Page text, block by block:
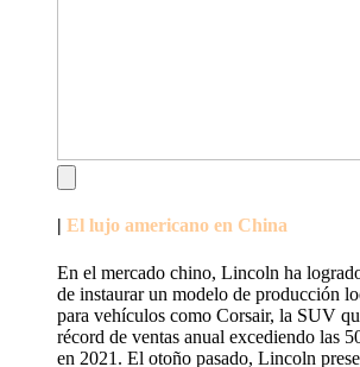
| El lujo americano en China
En el mercado chino, Lincoln ha
de instaurar un modelo de producción
para vehículos como Corsair, la SUV
récord de ventas anual excediendo las
en 2021. El otoño pasado, Lincoln